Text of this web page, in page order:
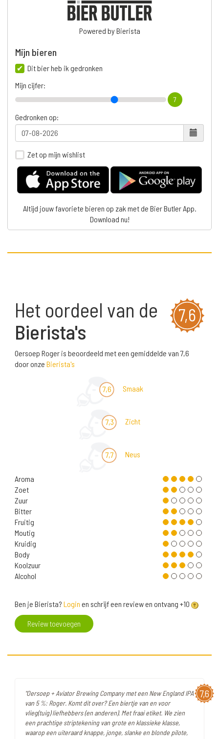
Powered by Bierista
Mijn bieren
Dit bier heb ik gedronken
Mijn cijfer:
7
Gedronken op:
Zet op mijn wishlist
Altijd jouw favoriete bieren op zak met de Bier Butler App.
Download nu!
7,6
Het oordeel van de
Bierista's
Oersoep Roger is beoordeeld met een gemiddelde van 7,6
door onze Bierista's
7,6 Smaak
7,3 Zicht
7,7 Neus
Aroma
Zoet
Zuur
Bitter
Fruitig
Moutig
Kruidig
Body
Koolzuur
Alcohol
Ben je Bierista? Login en schrijf een review en ontvang +10
Review toevoegen
7,6
"Oersoep + Aviator Brewing Company met een New England IPA
van 5 %: Roger. Komt dit over? Een biertje van en voor
vlieg(tuig) liefhebbers (en anderen). Met fraai etiket. We zien
een prachtige striptekening van grote en klassieke klasse,
waarop een uiteraard knappe, jonge, slanke en blonde pilote,